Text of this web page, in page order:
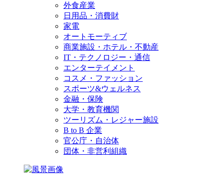
外食産業
日用品・消費財
家電
オートモーティブ
商業施設・ホテル・不動産
IT・テクノロジー・通信
エンターテイメント
コスメ・ファッション
スポーツ&ウェルネス
金融・保険
大学・教育機関
ツーリズム・レジャー施設
B to B 企業
官公庁・自治体
団体・非営利組織